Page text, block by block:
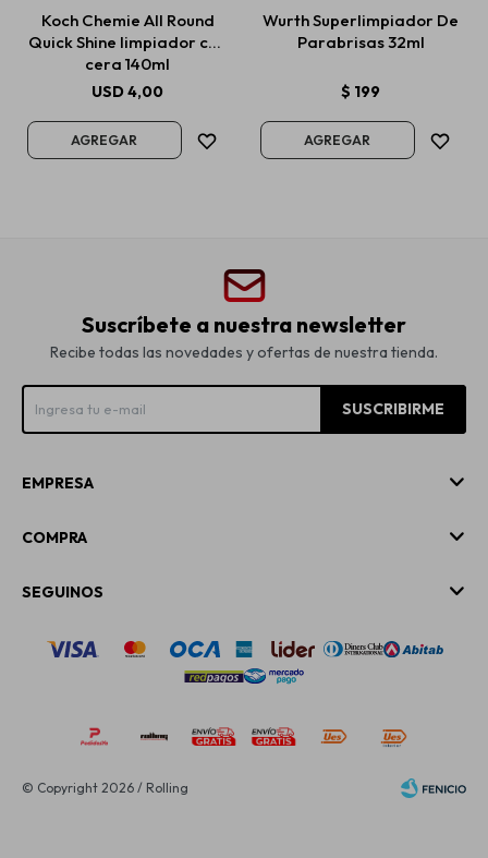
Koch Chemie All Round
Quick Shine limpiador con
cera 140ml
USD4,00
Wurth Superlimpiador De
Parabrisas 32ml
$ 199
Suscríbete a nuestra newsletter
Recibe todas las novedades y ofertas de nuestra tienda.
SUSCRIBIRME
EMPRESA
COMPRA
SEGUINOS
© Copyright 2026 / Rolling